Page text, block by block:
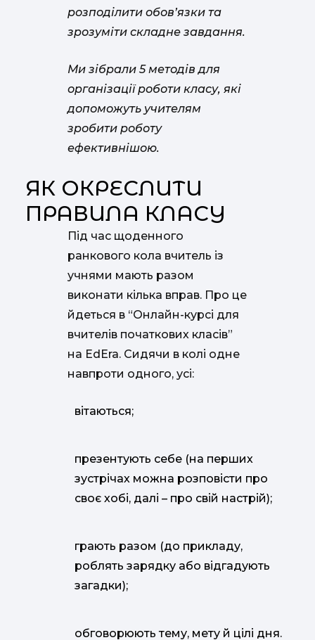
розподілити обов’язки та
зрозуміти складне завдання.
Ми зібрали 5 методів для
організації роботи класу, які
допоможуть учителям
зробити роботу
ефективнішою.
ЯК ОКРЕСЛИТИ
ПРАВИЛА КЛАСУ
Під час щоденного
ранкового кола вчитель із
учнями мають разом
виконати кілька вправ. Про це
йдеться в “Онлайн-курсі для
вчителів початкових класів”
на EdEra. Сидячи в колі одне
навпроти одного, усі:
вітаються;
презентують себе (на перших
зустрічах можна розповісти про
своє хобі, далі – про свій настрій);
грають разом (до прикладу,
роблять зарядку або відгадують
загадки);
обговорюють тему, мету й цілі дня.